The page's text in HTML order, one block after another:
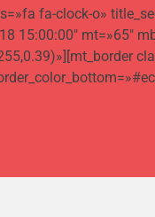
fa-clock-o»
15:00:00″ mt=»65″